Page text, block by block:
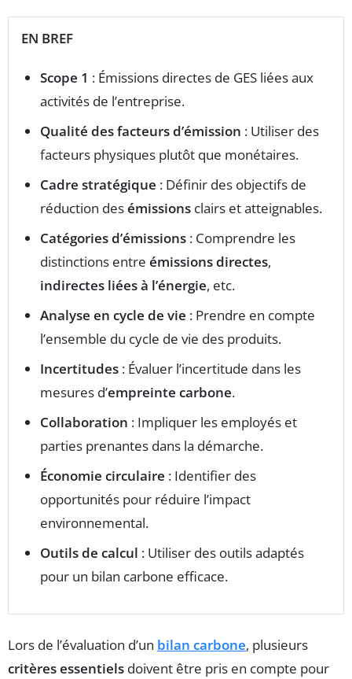
EN BREF
Scope 1 : Émissions directes de GES liées aux
activités de l’entreprise.
Qualité des facteurs d’émission : Utiliser des
facteurs physiques plutôt que monétaires.
Cadre stratégique : Définir des objectifs de
réduction desémissions clairs et atteignables.
Catégories d’émissions : Comprendre les
distinctions entre émissions directes,
indirectes liées à l’énergie, etc.
Analyse en cycle de vie : Prendre en compte
l’ensemble du cycle de vie des produits.
Incertitudes : Évaluer l’incertitude dans les
mesures d’empreinte carbone.
Collaboration : Impliquer les employés et
parties prenantes dans la démarche.
Économie circulaire : Identifier des
opportunités pour réduire l’impact
environnemental.
Outils de calcul : Utiliser des outils adaptés
pour un bilan carbone efficace.
Lors de l’évaluation d’un bilan carbone, plusieurs
critères essentiels doivent être pris en compte pour